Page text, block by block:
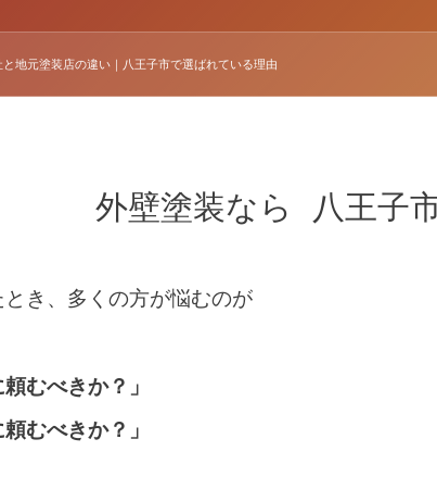
地元塗装店の違い｜八王子市で選ばれている理由
外壁塗装なら 八王子
き、多くの方が悩むのが
むべきか？」
むべきか？」